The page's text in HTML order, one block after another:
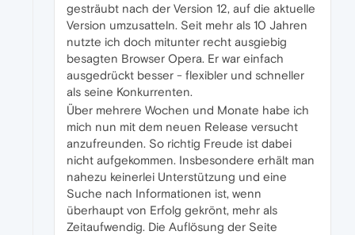
gesträubt nach der Version 12, auf die aktuelle
Version umzusatteln. Seit mehr als 10 Jahren
nutzte ich doch mitunter recht ausgiebig
besagten Browser Opera. Er war einfach
ausgedrückt besser - flexibler und schneller
als seine Konkurrenten.
Über mehrere Wochen und Monate habe ich
mich nun mit dem neuen Release versucht
anzufreunden. So richtig Freude ist dabei
nicht aufgekommen. Insbesondere erhält man
nahezu keinerlei Unterstützung und eine
Suche nach Informationen ist, wenn
überhaupt von Erfolg gekrönt, mehr als
Zeitaufwendig. Die Auflösung der Seite